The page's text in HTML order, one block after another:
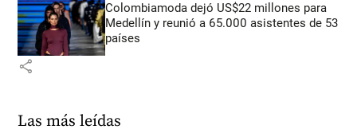
Colombiamoda dejó US$22 millones para
Medellín y reunió a 65.000 asistentes de 53
países
share
Las más leídas